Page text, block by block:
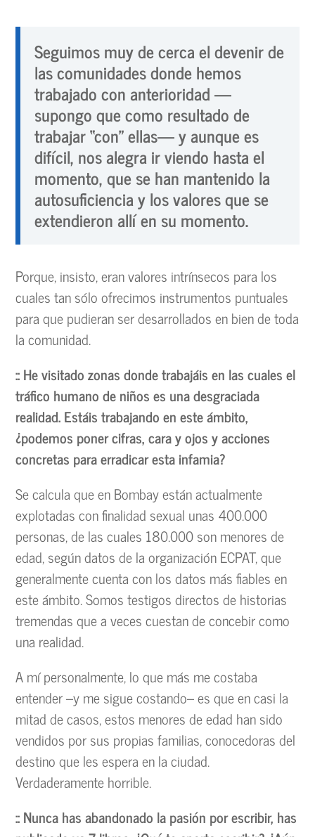
Seguimos muy de cerca el devenir de
las comunidades donde hemos
trabajado con anterioridad —
supongo que como resultado de
trabajar “con” ellas— y aunque es
difícil, nos alegra ir viendo hasta el
momento, que se han mantenido la
autosuficiencia y los valores que se
extendieron allí en su momento.
Porque, insisto, eran valores intrínsecos para los
cuales tan sólo ofrecimos instrumentos puntuales
para que pudieran ser desarrollados en bien de toda
la comunidad.
:: He visitado zonas donde trabajáis en las cuales el
tráfico humano de niños es una desgraciada
realidad. Estáis trabajando en este ámbito,
¿podemos poner cifras, cara y ojos y acciones
concretas para erradicar esta infamia?
Se calcula que en Bombay están actualmente
explotadas con finalidad sexual unas 400.000
personas, de las cuales 180.000 son menores de
edad, según datos de la organización ECPAT, que
generalmente cuenta con los datos más fiables en
este ámbito. Somos testigos directos de historias
tremendas que a veces cuestan de concebir como
una realidad.
A mí personalmente, lo que más me costaba
entender –y me sigue costando– es que en casi la
mitad de casos, estos menores de edad han sido
vendidos por sus propias familias, conocedoras del
destino que les espera en la ciudad.
Verdaderamente horrible.
:: Nunca has abandonado la pasión por escribir, has